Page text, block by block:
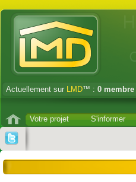
Actuellement sur LMD™ : 0 membre
Votre projet S'informer